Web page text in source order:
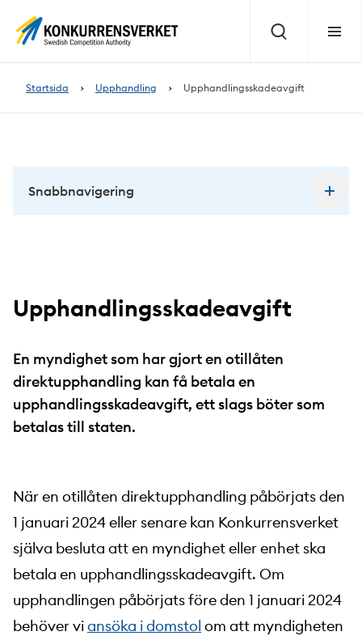
Sök Meny
Startsida Upphandling Upphandlingsskadeavgift
Upphandlingsskadeavgift
En myndighet som har gjort en otillåten
direktupphandling kan få betala en
upphandlingsskadeavgift, ett slags böter som
betalas till staten.
När en otillåten direktupphandling påbörjats den
1 januari 2024 eller senare kan Konkurrensverket
själva besluta att en myndighet eller enhet ska
betala en upphandlingsskadeavgift. Om
upphandlingen påbörjats före den 1 januari 2024
behöver viansöka i domstol om att myndigheten
Snabbnavigering